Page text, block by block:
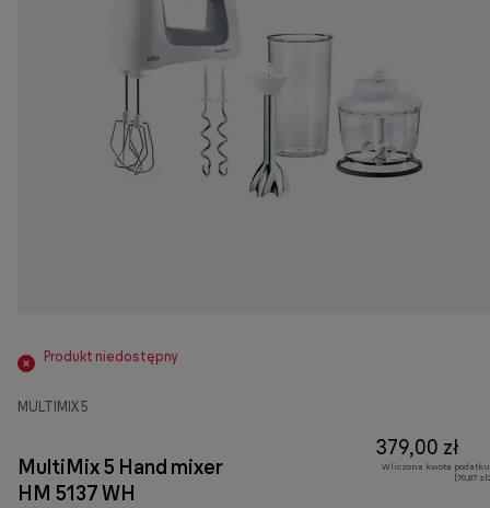
Produkt niedostępny
MULTIMIX 5
MultiMix 5 Hand mixer
HM 5137 WH
379,00 zł
Wliczona kwota podatku
(70,87